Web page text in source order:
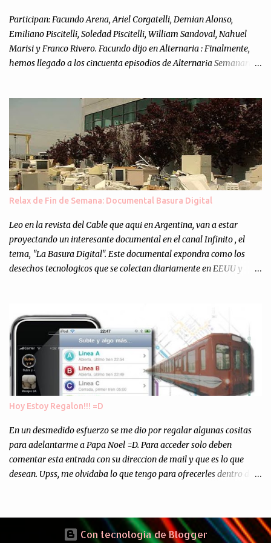
Participan: Facundo Arena, Ariel Corgatelli, Demian Alonso,
Emiliano Piscitelli, Soledad Piscitelli, William Sandoval, Nahuel
Marisi y Franco Rivero. Facundo dijo en Alternaria : Finalmente,
hemos llegado a los cincuenta episodios de Alternaria Semanario.
nuestra propia óptica: un punto de vista independiente e
informal.Para festejarlo, se nos ocurrió que estemos todos juntos; y
cuando digo "todos" me refiero a toda la gente que alguna vez
participó en el semanario como panelista, y a ustedes. Por eso se
nos ocurrió la idea de emitir video en vivo. La tarea no fué facil,
hubo que coordinar horarios, preparar el estudio, configurar
muchos programejos y hacer muchas pruebas. ¿El resultado?
Totalmente inesperado. Mas de 200 personas en vivo
escuchándonos y viendo como grabamos el semanario es, para mi
personalmente, un éxito y un logro sin precedentes. Sinceram...
Relax de Fin de Semana: Documental Basura Digital
Leo en la revista del Cable que aqui en Argentina, van a estar
proyectando un interesante documental en el canal Infinito , el
tema, "La Basura Digital". Este documental expondra como los
desechos tecnologicos que se colectan diariamente en EEUU y
Asi, todos los residuos sonincinerados produciendo lo que los
ambientalistas llaman "La Pesadilla de la Edad Cibernetica". La
transmision es el Domingo 2 de diciembre a las 21:00 hs. Me
parecio muy interesante, no creo que lo pueda ver por la hora, asi
que los comentarios los dejo en sus manos...
Hoy Estoy Regalon!!! =D
En un desmedido esfuerzo se me dio por regalar algunas cositas
para adelantarme a Papa Noel =D. Para acceder solo deben
comentar esta entrada con su direccion de mail y que es lo que
desean. Upss, me olvidaba lo que tengo para ofrecerles dentro de
del Sr. Angel Traversi de AMT Desarrollos * 7 Invitaciones para
Google Wave , si bien ya son muchas las que estan dando vueltas,
Con tecnología de Blogger